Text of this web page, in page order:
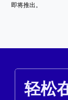
即将推出。
轻松